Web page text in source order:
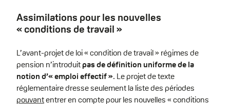
Assimilations pour les nouvelles
« conditions de travail »
L’avant-projet de loi « condition de travail » régimes de
pension n’introduitpas de définition uniforme de la
notion d’« emploi effectif ». Le projet de texte
réglementaire dresse seulement la liste des périodes
pouvantentrer en compte pour les nouvelles « conditions